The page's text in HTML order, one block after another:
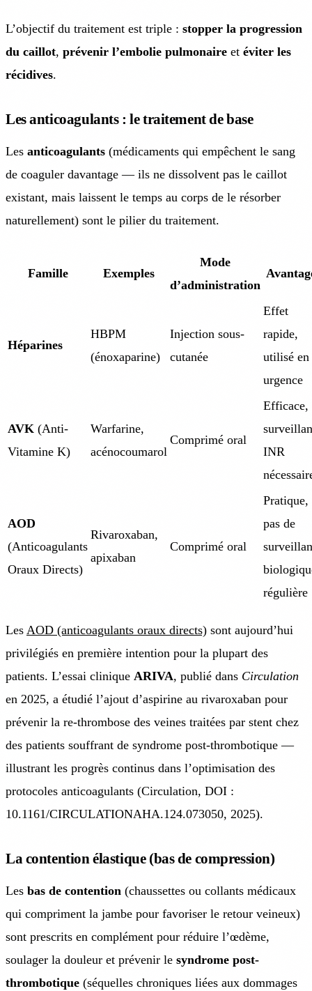
L’objectif du traitement est triple : stopper la progression
du caillot, prévenir l’embolie pulmonaire et éviter les
récidives.
Les anticoagulants : le traitement de base
Les anticoagulants (médicaments qui empêchent le sang
de coaguler davantage — ils ne dissolvent pas le caillot
existant, mais laissent le temps au corps de le résorber
naturellement) sont le pilier du traitement.
Famille Exemples
Mode
d’administration
Héparines
HBPM
(énoxaparine)
Injection sous-
cutanée
Effet
rapide,
utilisé en
urgence
AVK (Anti-
Vitamine K)
Warfarine,
acénocoumarol
Comprimé oral
Efficace,
INR
AOD
(Anticoagulants
Oraux Directs)
Rivaroxaban,
apixaban
Comprimé oral
Pratique,
pas de
régulière
Les AOD (anticoagulants oraux directs) sont aujourd’hui
privilégiés en première intention pour la plupart des
patients. L’essai clinique ARIVA, publié dans Circulation
en 2025, a étudié l’ajout d’aspirine au rivaroxaban pour
prévenir la re-thrombose des veines traitées par stent chez
des patients souffrant de syndrome post-thrombotique —
illustrant les progrès continus dans l’optimisation des
protocoles anticoagulants (Circulation, DOI :
10.1161/CIRCULATIONAHA.124.073050, 2025).
La contention élastique (bas de compression)
Les bas de contention (chaussettes ou collants médicaux
qui compriment la jambe pour favoriser le retour veineux)
sont prescrits en complément pour réduire l’œdème,
soulager la douleur et prévenir le syndrome post-
thrombotique (séquelles chroniques liées aux dommages